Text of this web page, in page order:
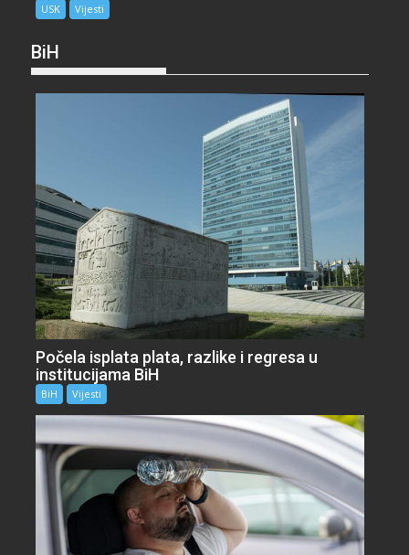
USK Vijesti
BiH
Počela isplata plata, razlike i regresa u
institucijama BiH
BiH Vijesti